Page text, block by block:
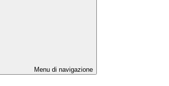
Menu di navigazione